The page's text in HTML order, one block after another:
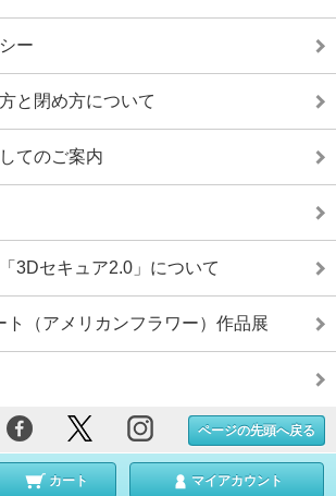
ー
と閉め方について
てのご案内
3Dセキュア2.0」について
ト（アメリカンフラワー）作品展
ページの先頭へ戻る
カート マイアカウント